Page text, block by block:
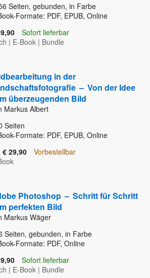
Seiten, gebunden, in Farbe
Formate: PDF, EPUB, Online
Sofort lieferbar
| E-Book | Bundle
in der
– Von der Idee
überzeugenden Bild
Markus Albert
Seiten
Formate: PDF, EPUB, Online
€ 29,90
Vorbestellbar
Photoshop – Schritt für Schritt
perfekten Bild
Markus Wäger
Seiten, gebunden, in Farbe
Formate: PDF, Online
Sofort lieferbar
| E-Book | Bundle